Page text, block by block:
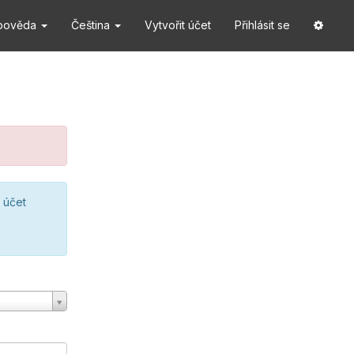
Čeština Vytvořit účet Přihlásit se
účet